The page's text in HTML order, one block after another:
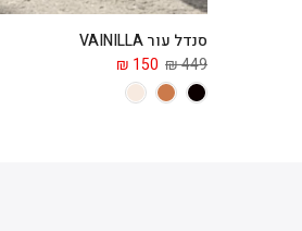
סנדל עור VAINILLA
449 ₪
150 ₪